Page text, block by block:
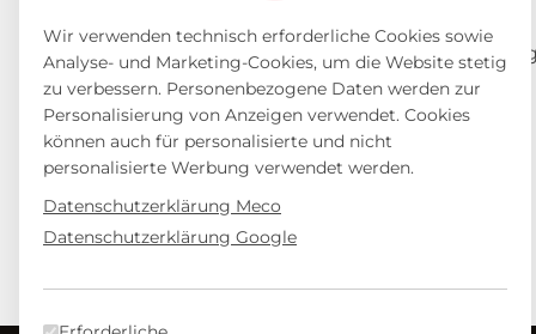
Über uns
Nachhaltigkeit
Jobs
Partner werden
Photovoltaik-
Module am Dach
Photovoltaik-
Module am Dach
Wir verwenden technisch erforderliche Cookies sowie
Analyse- und Marketing-Cookies, um die Website stetig
zu verbessern. Personenbezogene Daten werden zur
Personalisierung von Anzeigen verwendet. Cookies
können auch für personalisierte und nicht
personalisierte Werbung verwendet werden.
Datenschutzerklärung Meco
Datenschutzerklärung Google